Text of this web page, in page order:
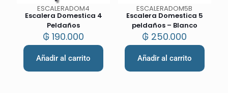
ESCALERADOM4
Escalera Domestica 4
Peldaños
₲ 190.000
Añadir al carrito
ESCALERADOM5B
Escalera Domestica 5
peldaños – Blanco
₲ 250.000
Añadir al carrito